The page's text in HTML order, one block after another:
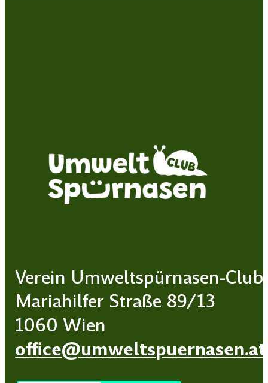
Verein Umweltspürnasen-Club
Mariahilfer Straße 89/13
1060 Wien
office@umweltspuernasen.at